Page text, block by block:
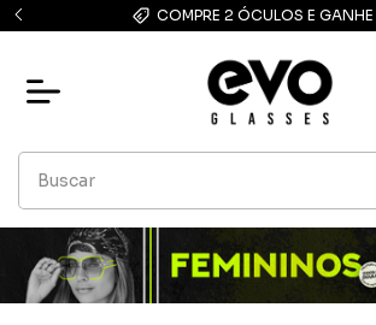
FRETE GRÁTIS: compras acima de